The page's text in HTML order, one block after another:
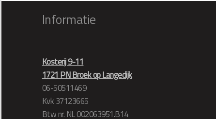
Informatie
Kosterij 9-11
1721 PN Broek op Langedijk
06-50511469
Kvk 37123665
Btw nr. NL 002063951.B14